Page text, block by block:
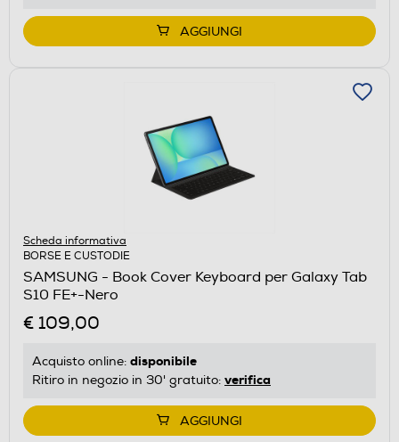
AGGIUNGI
Scheda informativa
BORSE E CUSTODIE
SAMSUNG - Book Cover Keyboard per Galaxy Tab
S10 FE+-Nero
€ 109,00
Acquisto online: disponibile
Ritiro in negozio in 30' gratuito: verifica
AGGIUNGI